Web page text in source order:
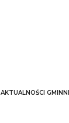
AKTUALNOŚCI